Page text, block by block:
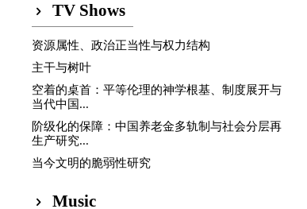
TV Shows
资源属性、政治正当性与权力结构
主干与树叶
空着的桌首：平等伦理的神学根基、制度展开与
当代中国...
阶级化的保障：中国养老金多轨制与社会分层再
生产研究...
当今文明的脆弱性研究
Music